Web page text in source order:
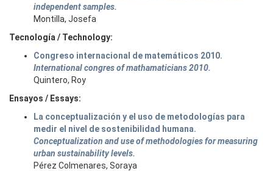
independent samples.
Montilla, Josefa
Tecnología / Technology:
Congreso internacional de matemáticos 2010.
International congres of mathamaticians 2010.
Quintero, Roy
Ensayos / Essays:
La conceptualización y el uso de metodologías para
medir el nivel de sostenibilidad humana.
Conceptualization and use of methodologies for measuring
urban sustainability levels.
Pérez Colmenares, Soraya